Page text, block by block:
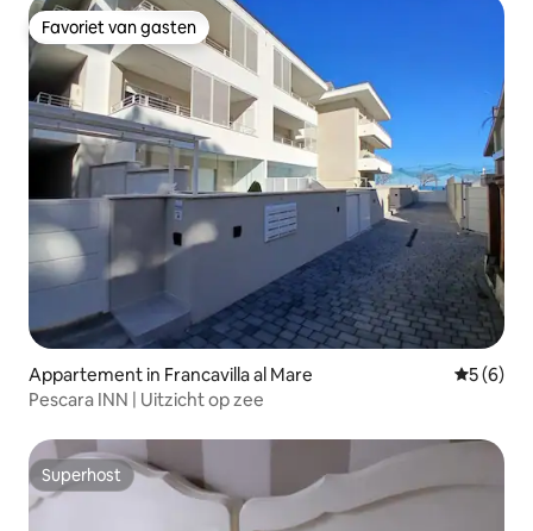
Favoriet van gasten
Favoriet van gasten
Appartement in Francavilla al Mare
5 (6)
Pescara INN | Uitzicht op zee
Superhost
Superhost